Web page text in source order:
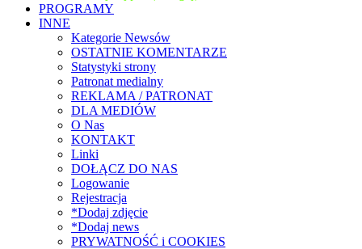
PROGRAMY
INNE
Kategorie Newsów
OSTATNIE KOMENTARZE
Statystyki strony
Patronat medialny
REKLAMA / PATRONAT
DLA MEDIÓW
O Nas
KONTAKT
Linki
DOŁĄCZ DO NAS
Logowanie
Rejestracja
*Dodaj zdjęcie
*Dodaj news
PRYWATNOŚĆ i COOKIES